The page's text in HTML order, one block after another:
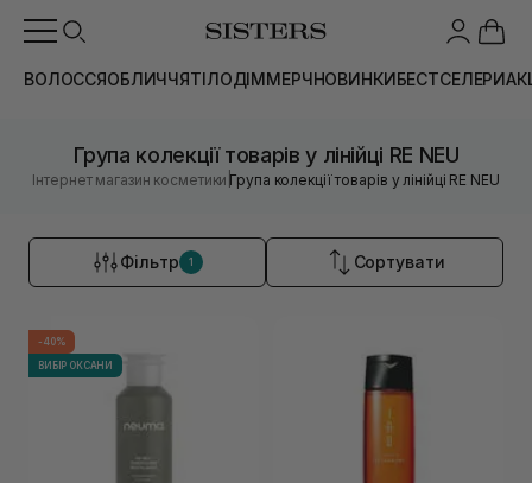
ВОЛОССЯОБЛИЧЧЯТІЛОДІММЕРЧНОВИНКИБЕСТСЕЛЕРИ
Група колекції товарів у лінійці RE NEU
Інтернет магазин косметики |Група колекції товарів у лінійці RE NEU
Фільтр 1 Сортувати
-40%
ВИБІР ОКСАНИ